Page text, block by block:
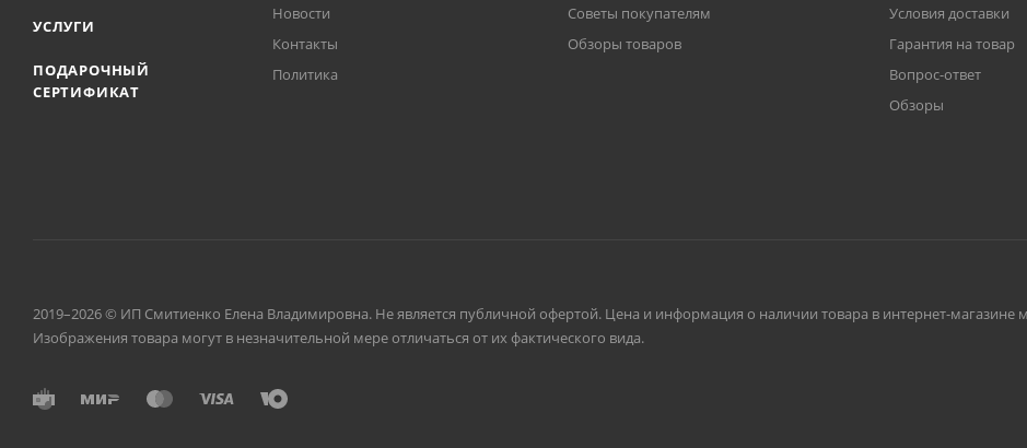
УСЛУГИ
ПОДАРОЧНЫЙ
СЕРТИФИКАТ
Новости
Контакты
Политика
Советы покупателям
Обзоры товаров
Условия доставки
Гарантия на товар
Вопрос-ответ
Обзоры
2019–2026 © ИП Смитиенко Елена Владимировна. Не является публичной офертой. Цена и информация о наличии товара в интернет-магазине
Изображения товара могут в незначительной мере отличаться от их фактического вида.